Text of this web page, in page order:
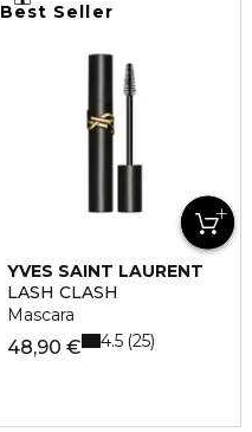
Best Seller
YVES SAINT LAURENT
LASH CLASH
Mascara
48,90 € 4.5 25